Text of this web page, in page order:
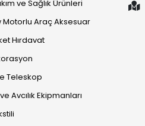
ve Sağlık Ürünleri
Motorlu Araç Aksesuar
Hırdavat
Teleskop
Avcılık Ekipmanları